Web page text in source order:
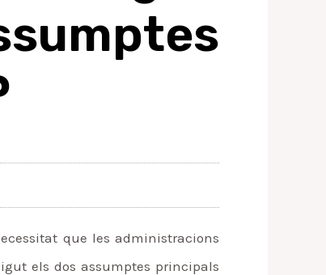
que les administracions
els dos assumptes principals